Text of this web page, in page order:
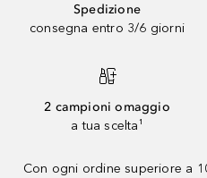
Spedizione
consegna entro 3/6 giorni
2 campioni omaggio
a tua scelta¹
Con ogni ordine superiore a